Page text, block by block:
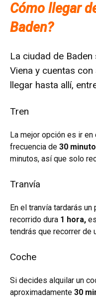
Cómo llegar
Baden?
La ciudad de
Viena y cuentas
llegar hasta allí,
Tren
La mejor opción es ir
frecuencia de 30
minutos, así que solo
Tranvía
En el tranvía tardarás
recorrido dura 1 hora,
tendrás que recorrer de
Coche
Si decides alquilar un
aproximadamente 30